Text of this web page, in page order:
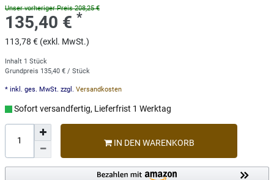
Unser vorheriger Preis 208,25 €
135,40 € *
113,78 € (exkl. MwSt.)
Inhalt 1 Stück
Grundpreis 135,40 € / Stück
* inkl. ges. MwSt. zzgl. Versandkosten
Sofort versandfertig, Lieferfrist 1 Werktag
IN DEN WARENKORB